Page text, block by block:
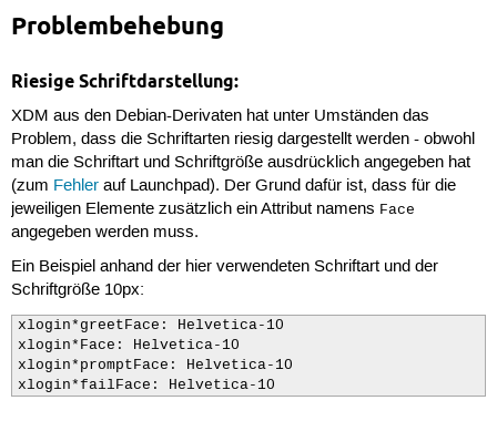
Problembehebung
Riesige Schriftdarstellung:
XDM aus den Debian-Derivaten hat unter Umständen das
Problem, dass die Schriftarten riesig dargestellt werden - obwohl
man die Schriftart und Schriftgröße ausdrücklich angegeben hat
(zum Fehlerauf Launchpad). Der Grund dafür ist, dass für die
jeweiligen Elemente zusätzlich ein Attribut namens Face
angegeben werden muss.
Ein Beispiel anhand der hier verwendeten Schriftart und der
Schriftgröße 10px:
xlogin*greetFace: Helvetica-10
xlogin*Face: Helvetica-10
xlogin*promptFace: Helvetica-10
xlogin*failFace: Helvetica-10